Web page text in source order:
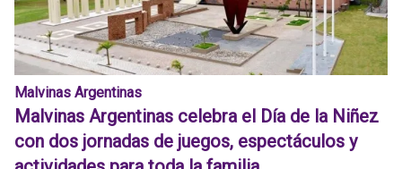
Malvinas Argentinas
Malvinas Argentinas celebra el Día de la Niñez
con dos jornadas de juegos, espectáculos y